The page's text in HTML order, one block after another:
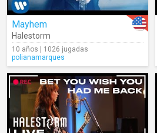
Mayhem
Halestorm
10 años | 1026 jugadas
polianamarques